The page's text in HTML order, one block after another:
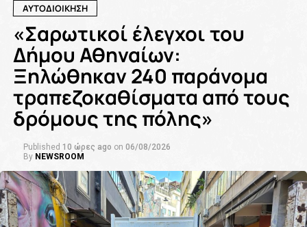
ΑΥΤΟΔΙΟΙΚΗΣΗ
«Σαρωτικοί έλεγχοι του
Δήμου Αθηναίων:
Ξηλώθηκαν 240 παράνομα
τραπεζοκαθίσματα από τους
δρόμους της πόλης»
Published 10 ώρες ago on 06/08/2026
By NEWSROOM